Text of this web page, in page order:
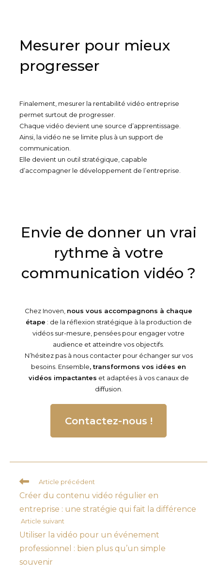
Mesurer pour mieux
progresser
Finalement, mesurer la rentabilité vidéo entreprise
permet surtout de progresser.
Chaque vidéo devient une source d’apprentissage.
Ainsi, la vidéo ne se limite plus à un support de
communication.
Elle devient un outil stratégique, capable
d’accompagner le développement de l’entreprise.
Envie de donner un vrai
rythme à votre
communication vidéo ?
Chez Inoven, nous vous accompagnons à chaque
étape : de la réflexion stratégique à la production de
vidéos sur-mesure, pensées pour engager votre
audience et atteindre vos objectifs.
N’hésitez pas à nous contacter pour échanger sur vos
besoins. Ensemble, transformons vos idées en
vidéos impactantes et adaptées à vos canaux de
diffusion.
Contactez-nous !
Read
more
articles
Article précédent
Créer du contenu vidéo régulier en
entreprise : une stratégie qui fait la différence
Article suivant
Utiliser la vidéo pour un événement
professionnel : bien plus qu’un simple
souvenir